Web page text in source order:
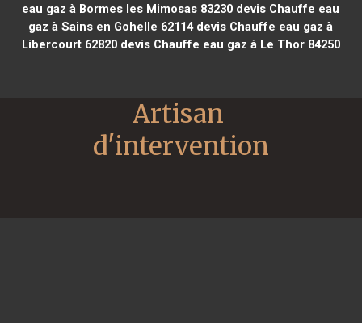
eau gaz à Bormes les Mimosas 83230 devis Chauffe eau
gaz à Sains en Gohelle 62114devis Chauffe eau gaz à
Libercourt 62820devis Chauffe eau gaz à Le Thor 84250
Artisan
d'intervention